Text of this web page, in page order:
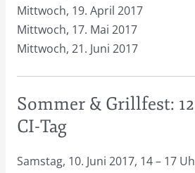
Mittwoch, 19. April 2017
Mittwoch, 17. Mai 2017
Mittwoch, 21. Juni 2017
Sommer & Grillfest:
CI-Tag
Samstag, 10. Juni 2017, 14 – 17